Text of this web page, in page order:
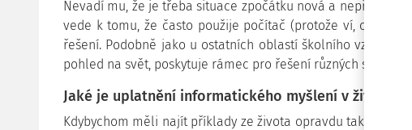
Nevadí mu, že je třeba situace zpočátku nová a
vede k tomu, že často použije počítač (protože ví, co
řešení. Podobně jako u ostatních oblastí školního
pohled na svět, poskytuje rámec pro řešení různých situací.
Jaké je uplatnění informatického myšlení v životě
Kdybychom měli najít příklady ze života opravdu takřka